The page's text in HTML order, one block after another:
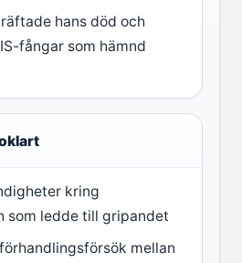
hans död och
fångar som hämnd
kring
som ledde till gripandet
mellan